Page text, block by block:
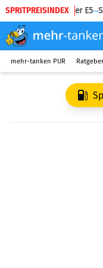
SPRITPREISINDEX
Diesel Super E5
mehr-tanken PUR